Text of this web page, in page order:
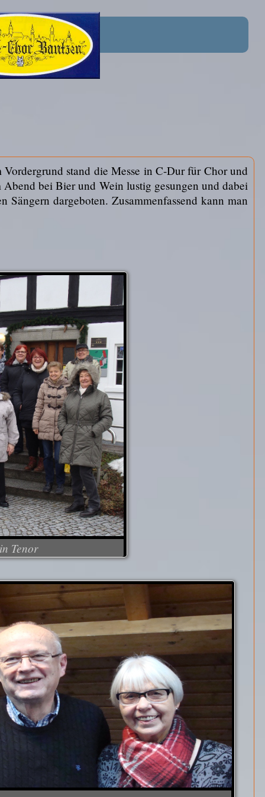
stand die Messe in C-Dur für Chor und
bei Bier und Wein lustig gesungen und dabei
dargeboten. Zusammenfassend kann man
Tenor